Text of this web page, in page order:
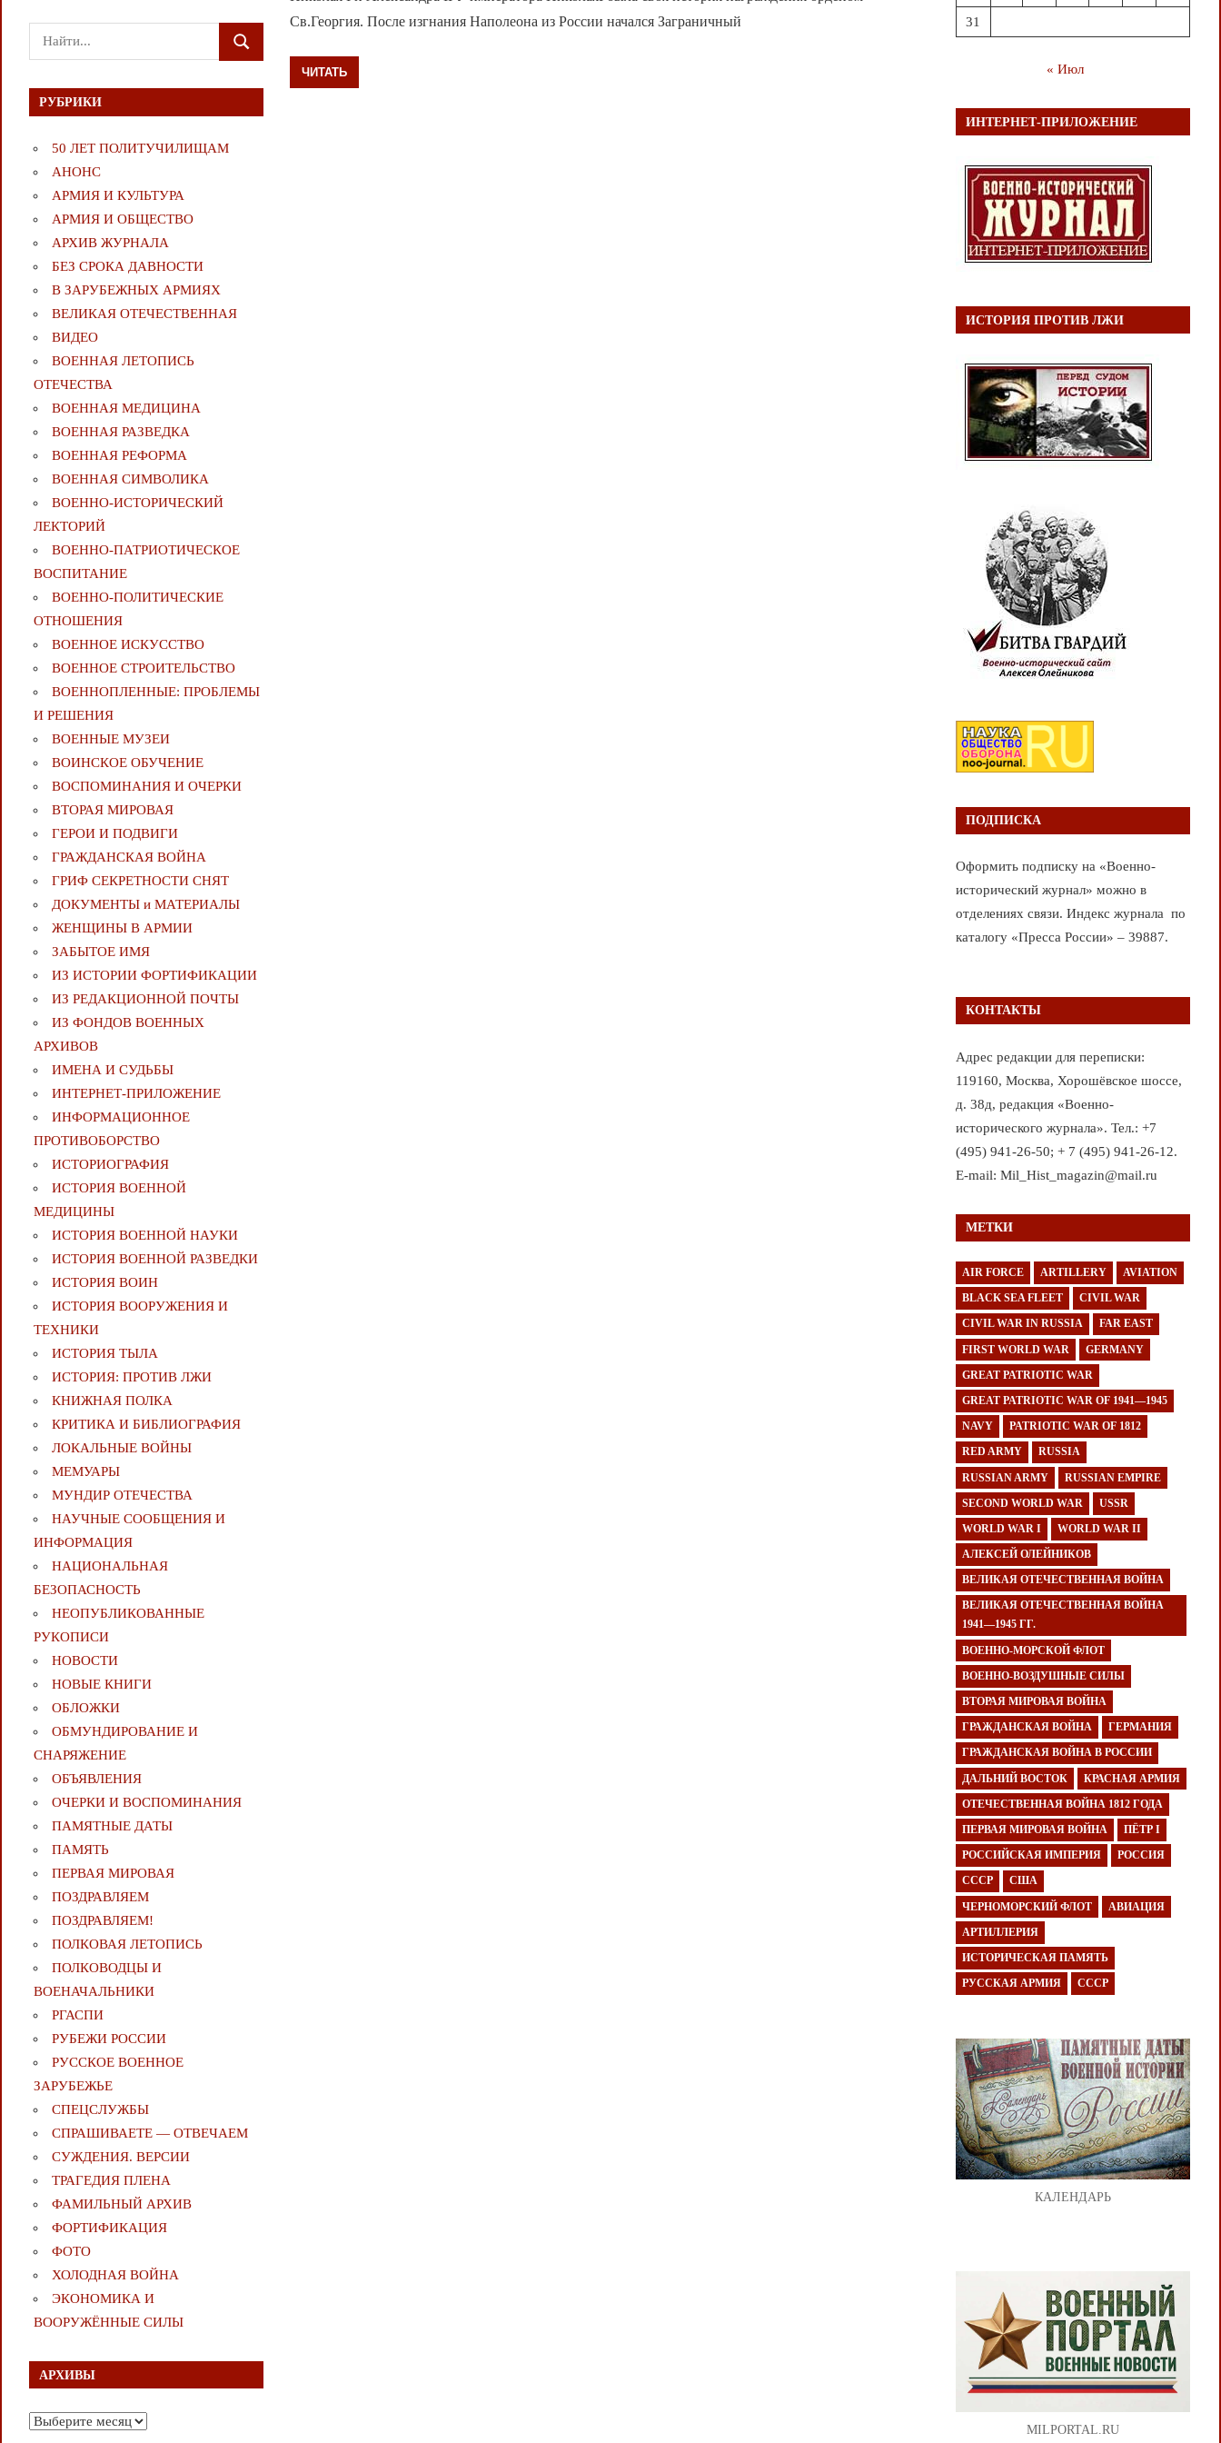
Св.Георгия. После изгнания Наполеона из России начался Заграничный
ЧИТАТЬ
Поиск
для:
ПОИСК
РУБРИКИ
50 ЛЕТ ПОЛИТУЧИЛИЩАМ
АНОНС
АРМИЯ И КУЛЬТУРА
АРМИЯ И ОБЩЕСТВО
АРХИВ ЖУРНАЛА
БЕЗ СРОКА ДАВНОСТИ
В ЗАРУБЕЖНЫХ АРМИЯХ
ВЕЛИКАЯ ОТЕЧЕСТВЕННАЯ
ВИДЕО
ВОЕННАЯ ЛЕТОПИСЬ
ОТЕЧЕСТВА
ВОЕННАЯ МЕДИЦИНА
ВОЕННАЯ РАЗВЕДКА
ВОЕННАЯ РЕФОРМА
ВОЕННАЯ СИМВОЛИКА
ВОЕННО-ИСТОРИЧЕСКИЙ
ЛЕКТОРИЙ
ВОЕННО-ПАТРИОТИЧЕСКОЕ
ВОСПИТАНИЕ
ВОЕННО-ПОЛИТИЧЕСКИE
ОТНОШЕНИЯ
ВОЕННОЕ ИСКУССТВО
ВОЕННОЕ СТРОИТЕЛЬСТВО
ВОЕННОПЛЕННЫЕ: ПРОБЛЕМЫ
И РЕШЕНИЯ
ВОЕННЫЕ МУЗЕИ
ВОИНСКОЕ ОБУЧЕНИЕ
ВОСПОМИНАНИЯ И ОЧЕРКИ
ВТОРАЯ МИРОВАЯ
ГЕРОИ И ПОДВИГИ
ГРАЖДАНСКАЯ ВОЙНА
ГРИФ СЕКРЕТНОСТИ СНЯТ
ДОКУМЕНТЫ и МАТЕРИАЛЫ
ЖЕНЩИНЫ В АРМИИ
ЗАБЫТОЕ ИМЯ
ИЗ ИСТОРИИ ФОРТИФИКАЦИИ
ИЗ РЕДАКЦИОННОЙ ПОЧТЫ
ИЗ ФОНДОВ ВОЕННЫХ
АРХИВОВ
ИМЕНА И СУДЬБЫ
ИНТЕРНЕТ-ПРИЛОЖЕНИЕ
ИНФОРМАЦИОННОЕ
ПРОТИВОБОРСТВО
ИСТОРИОГРАФИЯ
ИСТОРИЯ ВОЕННОЙ
МЕДИЦИНЫ
ИСТОРИЯ ВОЕННОЙ НАУКИ
ИСТОРИЯ ВОЕННОЙ РАЗВЕДКИ
ИСТОРИЯ ВОИН
ИСТОРИЯ ВООРУЖЕНИЯ И
ТЕХНИКИ
ИСТОРИЯ ТЫЛА
ИСТОРИЯ: ПРОТИВ ЛЖИ
КНИЖНАЯ ПОЛКА
КРИТИКА И БИБЛИОГРАФИЯ
ЛОКАЛЬНЫЕ ВОЙНЫ
МЕМУАРЫ
МУНДИР ОТЕЧЕСТВА
НАУЧНЫЕ СООБЩЕНИЯ И
ИНФОРМАЦИЯ
НАЦИОНАЛЬНАЯ
БЕЗОПАСНОСТЬ
НЕОПУБЛИКОВАННЫЕ
РУКОПИСИ
НОВОСТИ
НОВЫЕ КНИГИ
ОБЛОЖКИ
ОБМУНДИРОВАНИЕ И
СНАРЯЖЕНИЕ
ОБЪЯВЛЕНИЯ
ОЧЕРКИ И ВОСПОМИНАНИЯ
ПАМЯТНЫЕ ДАТЫ
ПАМЯТЬ
ПЕРВАЯ МИРОВАЯ
ПОЗДРАВЛЯЕМ
ПОЗДРАВЛЯЕМ!
ПОЛКОВАЯ ЛЕТОПИСЬ
ПОЛКОВОДЦЫ И
ВОЕНАЧАЛЬНИКИ
РГАСПИ
РУБЕЖИ РОССИИ
РУССКОЕ ВОЕННОЕ
ЗАРУБЕЖЬЕ
СПЕЦСЛУЖБЫ
СПРАШИВАЕТЕ — ОТВЕЧАЕМ
СУЖДЕНИЯ. ВЕРСИИ
ТРАГЕДИЯ ПЛЕНА
ФАМИЛЬНЫЙ АРХИВ
ФОРТИФИКАЦИЯ
ФОТО
ХОЛОДНАЯ ВОЙНА
ЭКОНОМИКА И
ВООРУЖЁННЫЕ СИЛЫ
АРХИВЫ
Архивы
31
« Июл
ИНТЕРНЕТ-ПРИЛОЖЕНИЕ
ИСТОРИЯ ПРОТИВ ЛЖИ
ПОДПИСКА
Оформить подписку на «Военно-
исторический журнал» можно в
отделениях связи. Индекс журнала по
каталогу «Пресса России» – 39887.
КОНТАКТЫ
Адрес редакции для переписки:
119160, Москва, Хорошёвское шоссе,
д. 38д, редакция «Военно-
исторического журнала». Тел.: +7
(495) 941-26-50; + 7 (495) 941-26-12.
E-mail: Mil_Hist_magazin@mail.ru
МЕТКИ
AIR FORCE ARTILLERY AVIATION
BLACK SEA FLEET CIVIL WAR
CIVIL WAR IN RUSSIA FAR EAST
FIRST WORLD WAR GERMANY
GREAT PATRIOTIC WAR
GREAT PATRIOTIC WAR OF 1941—1945
NAVY PATRIOTIC WAR OF 1812
RED ARMY RUSSIA
RUSSIAN ARMY RUSSIAN EMPIRE
SECOND WORLD WAR USSR
WORLD WAR I WORLD WAR II
АЛЕКСЕЙ ОЛЕЙНИКОВ
ВЕЛИКАЯ ОТЕЧЕСТВЕННАЯ ВОЙНА
ВЕЛИКАЯ ОТЕЧЕСТВЕННАЯ ВОЙНА
1941—1945 ГГ.
ВОЕННО-МОРСКОЙ ФЛОТ
ВОЕННО-ВОЗДУШНЫЕ СИЛЫ
ВТОРАЯ МИРОВАЯ ВОЙНА
ГРАЖДАНСКАЯ ВОЙНА ГЕРМАНИЯ
ГРАЖДАНСКАЯ ВОЙНА В РОССИИ
ДАЛЬНИЙ ВОСТОК КРАСНАЯ АРМИЯ
ОТЕЧЕСТВЕННАЯ ВОЙНА 1812 ГОДА
ПЕРВАЯ МИРОВАЯ ВОЙНА ПЁТР I
РОССИЙСКАЯ ИМПЕРИЯ РОССИЯ
СССР США
ЧЕРНОМОРСКИЙ ФЛОТ АВИАЦИЯ
АРТИЛЛЕРИЯ
ИСТОРИЧЕСКАЯ ПАМЯТЬ
РУССКАЯ АРМИЯ СССР
КАЛЕНДАРЬ
MILPORTAL.RU